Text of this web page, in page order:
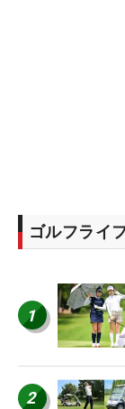
ゴルフライ
1
2